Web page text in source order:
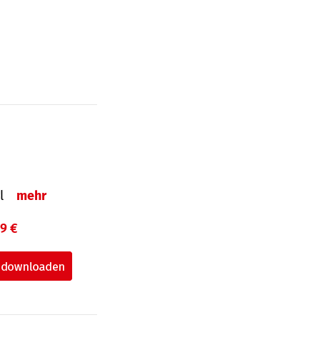
mehr
€